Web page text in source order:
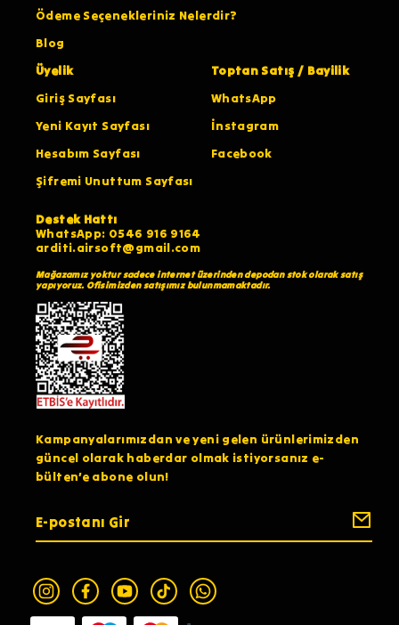
Ödeme Seçenekleriniz Nelerdir?
Blog
Üyelik
Giriş Sayfası
Yeni Kayıt Sayfası
Hesabım Sayfası
Şifremi Unuttum Sayfası
Toptan Satış / Bayilik
WhatsApp
İnstagram
Facebook
Destek Hattı
WhatsApp: 0546 916 9164
arditi.airsoft@gmail.com
Mağazamız yoktur sadece internet üzerinden depodan stok olarak satış
yapıyoruz. Ofisimizden satışımız bulunmamaktadır.
Kampanyalarımızdan ve yeni gelen ürünlerimizden
güncel olarak haberdar olmak istiyorsanız e-
bülten’e abone olun!